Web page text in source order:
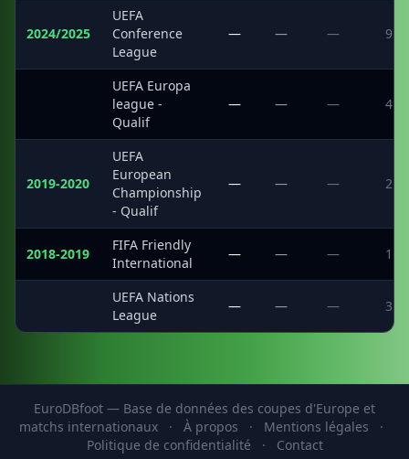
2024/2025
UEFA
Conference
League
— — — 9
UEFA Europa
league -
Qualif
— — — 4
2019-2020
UEFA
European
Championship
- Qualif
— — — 2
2018-2019
FIFA Friendly
International
— — — 1
UEFA Nations
League
— — — 3
EuroDBfoot — Base de données des coupes d'Europe et
matchs internationaux
· À propos · Mentions légales
·
Politique de confidentialité
· Contact